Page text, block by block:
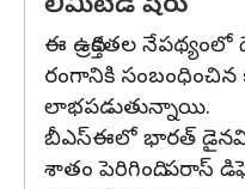
లిమిటెడ్‌ షేరు
ఈ ఉద్రిక్తతల
రంగానికి
లాభపడుతున్నాయి.
బీఎస్‌ఈలో భారత్‌
శాతం పెరిగింది. పరాస్‌